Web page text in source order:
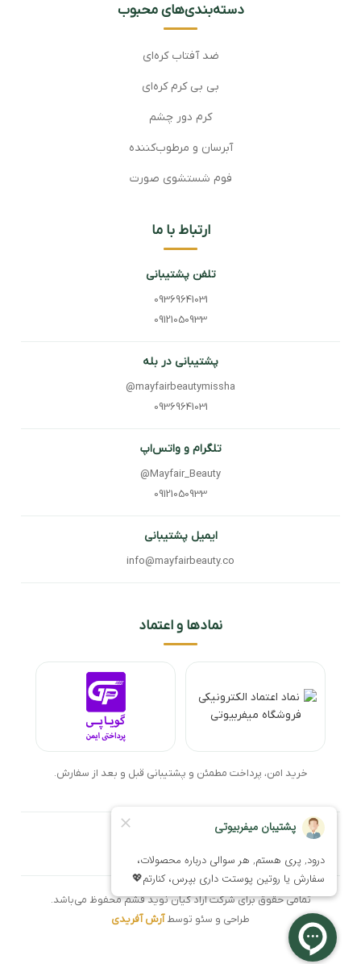
دسته‌بندی‌های محبوب
ضد آفتاب کره‌ای
بی بی کرم کره‌ای
کرم دور چشم
آبرسان و مرطوب‌کننده
فوم شستشوی صورت
ارتباط با ما
تلفن پشتیبانی
09369641031
09121050933
پشتیبانی در بله
@mayfairbeautymissha
09369641031
تلگرام و واتس‌اپ
@Mayfair_Beauty
09121050933
ایمیل پشتیبانی
info@mayfairbeauty.co
نمادها و اعتماد
خرید امن، پرداخت مطمئن و پشتیبانی قبل و بعد از سفارش.
تمامی حقوق برای شرکت آراد کیان نوید قشم محفوظ می‌باشد.
طراحی و سئو توسطآرش آفریدی